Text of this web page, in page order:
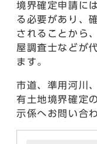
境界確定申請に
る必要があり、
されることから
屋調査士などが
ます。
市道、準用河川
有土地境界確定
示係へお問い合